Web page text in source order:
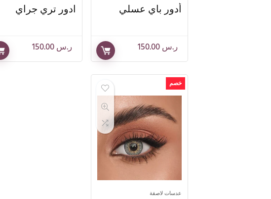
أدور باي عسلي
ر.س150.00
ادور تري جراي
ر.س150.00
خصم
عدسات لاصقة